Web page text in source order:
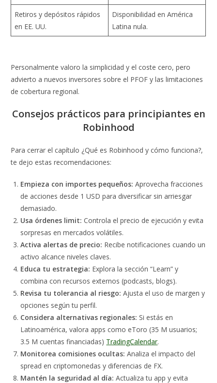
Retiros y depósitos rápidos
en EE. UU.
Disponibilidad en América
Latina nula.
Personalmente valoro la simplicidad y el coste cero, pero
advierto a nuevos inversores sobre el PFOF y las limitaciones
de cobertura regional.
Consejos prácticos para principiantes en
Robinhood
Para cerrar el capítulo ¿Qué es Robinhood y cómo funciona?,
te dejo estas recomendaciones:
Empieza con importes pequeños: Aprovecha fracciones
de acciones desde 1 USD para diversificar sin arriesgar
demasiado.
Usa órdenes limit: Controla el precio de ejecución y evita
sorpresas en mercados volátiles.
Activa alertas de precio: Recibe notificaciones cuando un
activo alcance niveles claves.
Educa tu estrategia: Explora la sección “Learn” y
combina con recursos externos (podcasts, blogs).
Revisa tu tolerancia al riesgo: Ajusta el uso de margen y
opciones según tu perfil.
Considera alternativas regionales: Si estás en
Latinoamérica, valora apps como eToro (35 M usuarios;
3.5 M cuentas financiadas) TradingCalendar.
Monitorea comisiones ocultas: Analiza el impacto del
spread en criptomonedas y diferencias de FX.
Mantén la seguridad al día: Actualiza tu app y evita